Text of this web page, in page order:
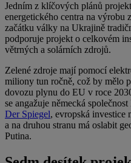
Jedním z klíčových plánů
energetického centra na výrobu
začátku války na Ukrajině
podporuje projekt o celkovém
větrných a solárních zdrojů.
Zelené zdroje mají pomocí
miliony tun ročně, což by mělo
dovozu plynu do EU v roce
se angažuje německá
Der Spiegel, evropská investice
a na druhou stranu má oslabit
Putina.